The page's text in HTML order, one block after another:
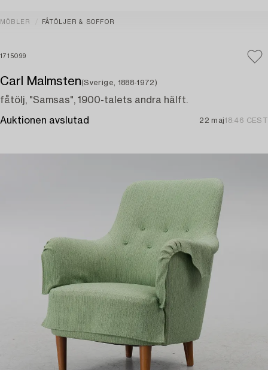
MÖBLER FÅTÖLJER & SOFFOR
1715099
Carl Malmsten(Sverige, 1888-1972)
fåtölj, "Samsas", 1900-talets andra hälft.
Auktionen avslutad 22 maj18:46 CEST